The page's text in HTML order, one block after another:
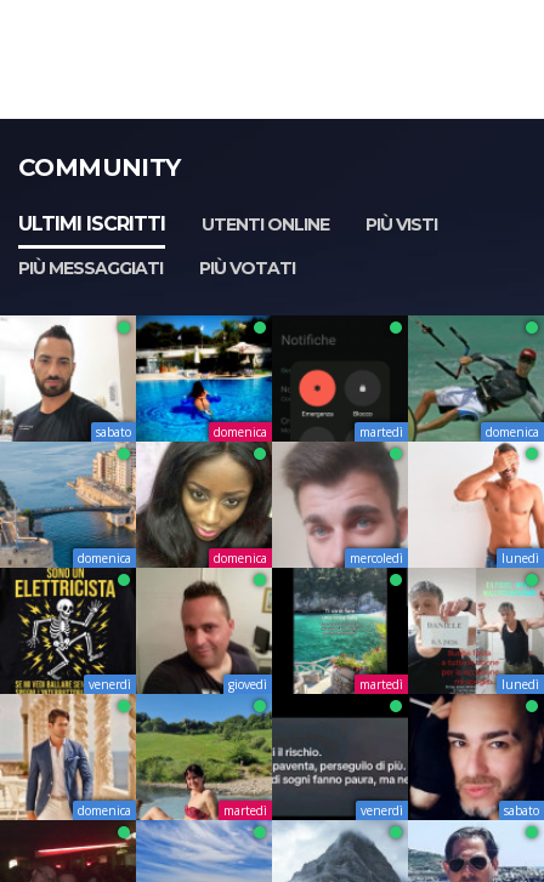
COMMUNITY
ULTIMI ISCRITTI UTENTI ONLINE
PIÙ VISTI
PIÙ MESSAGGIATI
PIÙ VOTATI
sabato domenica martedì domenica
domenica domenica mercoledì lunedì
venerdì giovedì martedì lunedì
domenica martedì venerdì sabato